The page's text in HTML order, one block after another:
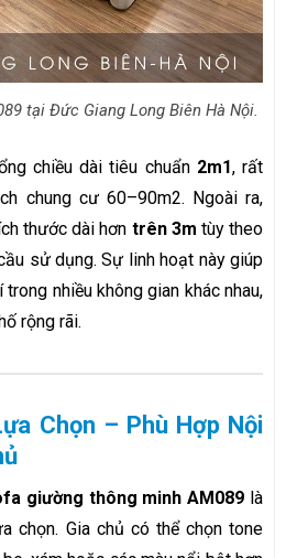
tại Đức Giang Long Biên Hà Nội.
chiều dài tiêu chuẩn 2m1, rất
chung cư 60–90m2. Ngoài ra,
thước dài hơn trên 3m tùy theo
sử dụng. Sự linh hoạt này giúp
nhiều không gian khác nhau,
rộng rãi.
Chọn – Phù Hợp Nội
giường thông minh AM089 là
chọn. Gia chủ có thể chọn tone